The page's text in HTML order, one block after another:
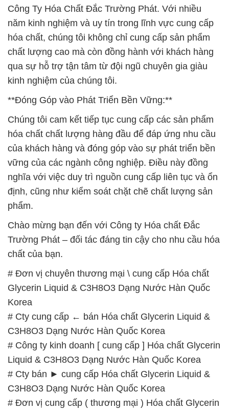
Công Ty Hóa Chất Đắc Trường Phát. Với nhiều
năm kinh nghiệm và uy tín trong lĩnh vực cung cấp
hóa chất, chúng tôi không chỉ cung cấp sản phẩm
chất lượng cao mà còn đồng hành với khách hàng
qua sự hỗ trợ tận tâm từ đội ngũ chuyên gia giàu
kinh nghiệm của chúng tôi.
**Đóng Góp vào Phát Triển Bền Vững:**
Chúng tôi cam kết tiếp tục cung cấp các sản phẩm
hóa chất chất lượng hàng đầu để đáp ứng nhu cầu
của khách hàng và đóng góp vào sự phát triển bền
vững của các ngành công nghiệp. Điều này đồng
nghĩa với việc duy trì nguồn cung cấp liên tục và ổn
định, cũng như kiểm soát chặt chẽ chất lượng sản
phẩm.
Chào mừng bạn đến với Công ty Hóa chất Đắc
Trường Phát – đối tác đáng tin cậy cho nhu cầu hóa
chất của bạn.
# Đơn vị chuyên thương mại \ cung cấp Hóa chất
Glycerin Liquid & C3H8O3 Dạng Nước Hàn Quốc
Korea
# Cty cung cấp ← bán Hóa chất Glycerin Liquid &
C3H8O3 Dạng Nước Hàn Quốc Korea
# Công ty kinh doanh [ cung cấp ] Hóa chất Glycerin
Liquid & C3H8O3 Dạng Nước Hàn Quốc Korea
# Cty bán ► cung cấp Hóa chất Glycerin Liquid &
C3H8O3 Dạng Nước Hàn Quốc Korea
# Đơn vị cung cấp ( thương mại ) Hóa chất Glycerin